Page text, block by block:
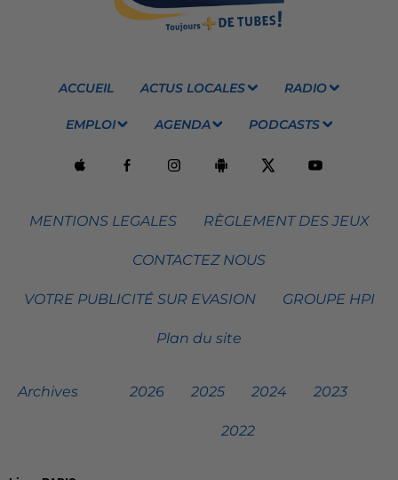
ACCUEIL ACTUS LOCALES RADIO
EMPLOI AGENDA PODCASTS
MENTIONS LEGALES RÈGLEMENT DES JEUX
CONTACTEZ NOUS
VOTRE PUBLICITÉ SUR EVASION GROUPE HPI
Plan du site
Archives 2026 2025 2024 2023
2022